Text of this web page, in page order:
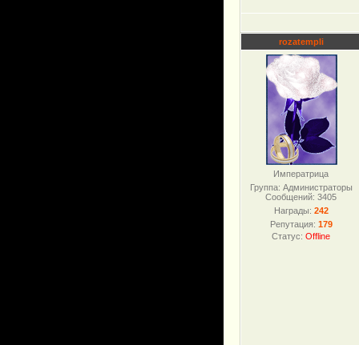
rozatempli
Императрица
Группа: Администраторы
Сообщений:3405
Награды: 242
Репутация: 179
Статус:Offline